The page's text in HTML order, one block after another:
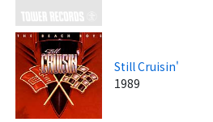
Still Cruisin'
1989